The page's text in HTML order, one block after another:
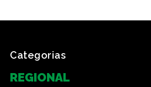
Categorias
REGIONAL